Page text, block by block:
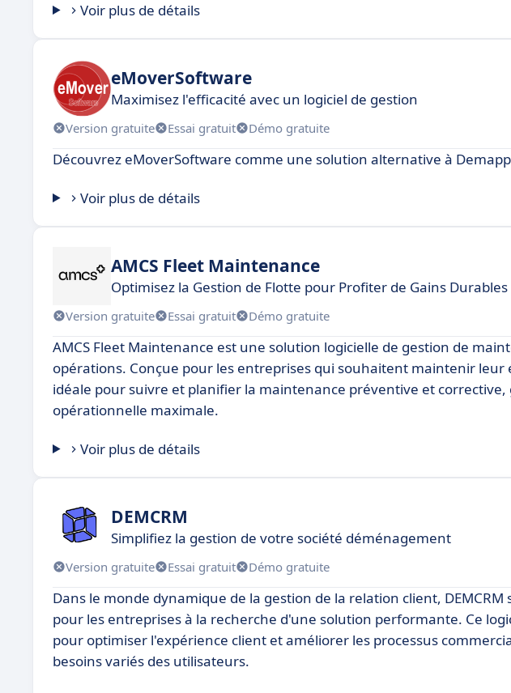
Voir plus de détails
eMoverSoftware
Maximisez l'efficacité avec un logiciel de gestion
Version gratuite Essai gratuit Démo gratuite
Découvrez eMoverSoftware comme une solution alternative à
Voir plus de détails
AMCS Fleet Maintenance
Optimisez la Gestion de Flotte pour Profiter de Gains Durables
Version gratuite Essai gratuit Démo gratuite
AMCS Fleet Maintenance est une solution logicielle de gestion de
opérations. Conçue pour les entreprises qui souhaitent maintenir
idéale pour suivre et planifier la maintenance préventive et
opérationnelle maximale.
Voir plus de détails
DEMCRM
Simplifiez la gestion de votre société déménagement
Version gratuite Essai gratuit Démo gratuite
Dans le monde dynamique de la gestion de la relation client,
pour les entreprises à la recherche d'une solution performante. Ce
pour optimiser l'expérience client et améliorer les processus
besoins variés des utilisateurs.